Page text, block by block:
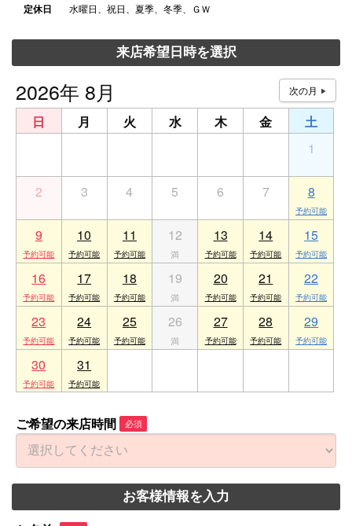
定休日
水曜日、祝日、夏季、冬季、ＧＷ
来店希望日時を選択
2026年 8月
日 月 火 水 木 金
土
1
2 3 4 5 6 7 8
9 10 11 12 13 14 15
16 17 18 19 20 21 22
23 24 25 26 27 28 29
30 31
ご希望の来店時間 必須
お客様情報を入力